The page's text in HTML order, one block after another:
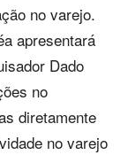
no varejo.
apresentará
Dado
no
diretamente
no varejo